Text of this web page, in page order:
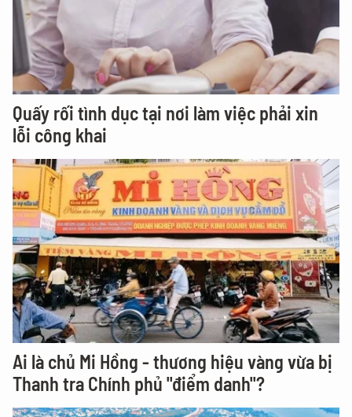
Quấy rối tình dục tại nơi làm việc phải xin
lỗi công khai
Ai là chủ Mi Hồng - thương hiệu vàng vừa bị
Thanh tra Chính phủ "điểm danh"?